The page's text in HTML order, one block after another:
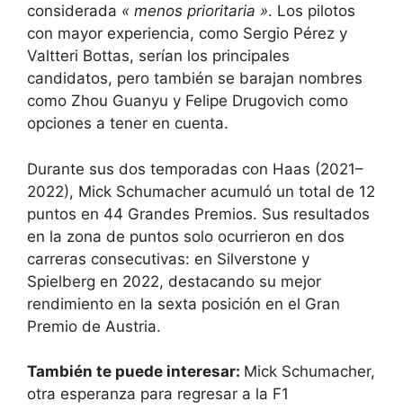
considerada « menos prioritaria ». Los pilotos
con mayor experiencia, como Sergio Pérez y
Valtteri Bottas, serían los principales
candidatos, pero también se barajan nombres
como Zhou Guanyu y Felipe Drugovich como
opciones a tener en cuenta.
Durante sus dos temporadas con Haas (2021–
2022), Mick Schumacher acumuló un total de 12
puntos en 44 Grandes Premios. Sus resultados
en la zona de puntos solo ocurrieron en dos
carreras consecutivas: en Silverstone y
Spielberg en 2022, destacando su mejor
rendimiento en la sexta posición en el Gran
Premio de Austria.
También te puede interesar: Mick Schumacher,
otra esperanza para regresar a la F1